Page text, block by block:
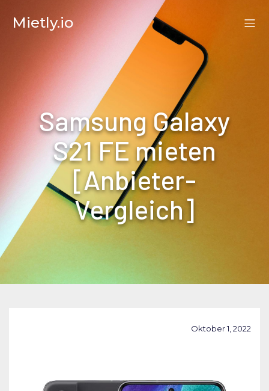
Mietly.io
Samsung Galaxy
S21 FE mieten
[Anbieter-
Vergleich]
Oktober 1, 2022